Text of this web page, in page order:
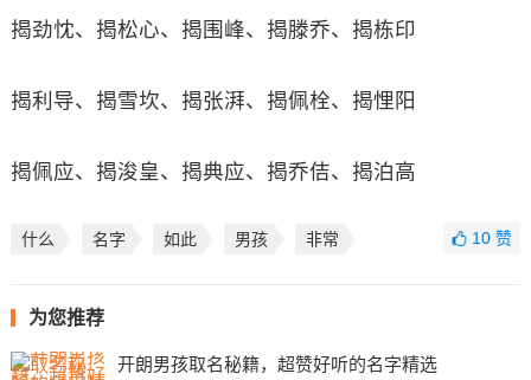
揭劲忱、揭松心、揭围峰、揭滕乔、揭栋印
揭利导、揭雪坎、揭张湃、揭佩栓、揭悝阳
揭佩应、揭浚皇、揭典应、揭乔佶、揭泊高
什么 名字 如此 男孩 非常 10赞
为您推荐
开朗男孩取名秘籍，超赞好听的名字精选